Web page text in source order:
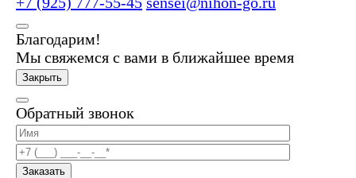
Благодарим!
Мы свяжемся с вами в ближайшее время
Закрыть
Обратный звонок
Заказать